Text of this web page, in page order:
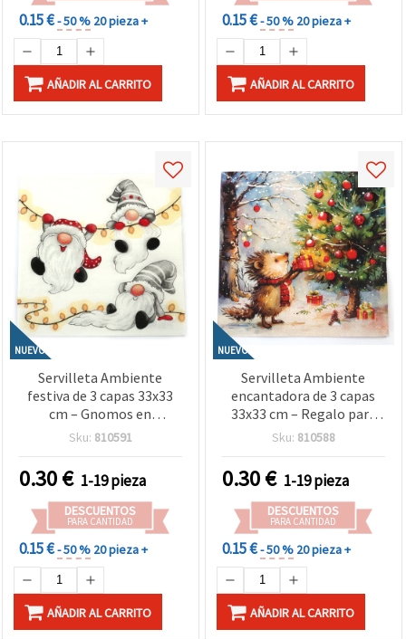
0.15 €- 50 % 20 pieza +
AÑADIR AL CARRITO
0.15 €- 50 % 20 pieza +
AÑADIR AL CARRITO
NUEVO
Servilleta Ambiente
festiva de 3 capas 33x33
cm – Gnomos en
guirnalda de luces sobre
para manualidades
navideñas y proyectos
creativos de decoupage
Sku: 810591
0.30€ 1-19 pieza
DESCUENTOS
PARA CANTIDAD
0.15 €- 50 % 20 pieza +
AÑADIR AL CARRITO
NUEVO
Servilleta Ambiente
encantadora de 3 capas
33x33 cm – Regalo para
erizo, 1 unidad – Ideal
proyectos creativos de
decoupage
Sku: 810588
0.30€ 1-19 pieza
DESCUENTOS
PARA CANTIDAD
0.15 €- 50 % 20 pieza +
AÑADIR AL CARRITO